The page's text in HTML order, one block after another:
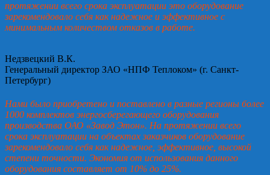
протяжении всего срока эксплуатации это оборудование
зарекомендовало себя как надежное и эффективное с
минимальным количеством отказов в работе.
Недзвецкий В.К.
Генеральный директор ЗАО «НПФ Теплоком» (г. Санкт-
Петербург)
Нами было приобретено и поставлено в разные регионы более
1000 комплектов энергосберегающего оборудования
производства ОАО «Завод Этон». На протяжении всего
срока эксплуатации на объектах заказчиков оборудование
зарекомендовало себя как надежное, эффективное, высокой
степени точности. Экономия от использования данного
оборудования составляет от 10% до 25%.